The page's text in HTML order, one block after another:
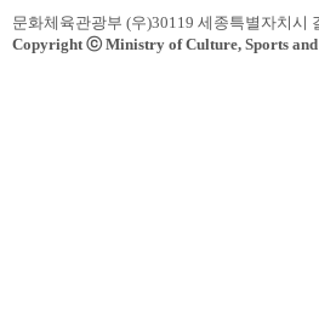
문화체육관광부 (우)30119 세종특별자치시
Copyright ⓒ Ministry of Culture, Sports